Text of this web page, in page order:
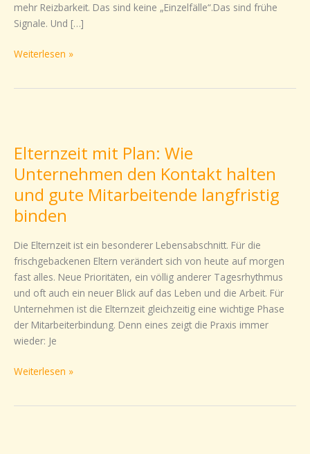
mehr Reizbarkeit. Das sind keine „Einzelfälle“.Das sind frühe
Signale. Und […]
Weiterlesen »
Elternzeit mit Plan: Wie
Unternehmen den Kontakt halten
und gute Mitarbeitende langfristig
binden
Die Elternzeit ist ein besonderer Lebensabschnitt. Für die
frischgebackenen Eltern verändert sich von heute auf morgen
fast alles. Neue Prioritäten, ein völlig anderer Tagesrhythmus
und oft auch ein neuer Blick auf das Leben und die Arbeit. Für
Unternehmen ist die Elternzeit gleichzeitig eine wichtige Phase
der Mitarbeiterbindung. Denn eines zeigt die Praxis immer
wieder: Je
Plan:
Wie
Unternehmen
den
Kontakt
und
gute
Mitarbeitende
langfristig
binden
Weiterlesen »